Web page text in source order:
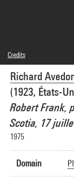
Richard
(1923, États-
Robert Frank,
Scotia, 17
1975
Domain
Credits
© The Richard Avedon
Photo credits : Centre
Image reference :
Image presentation :